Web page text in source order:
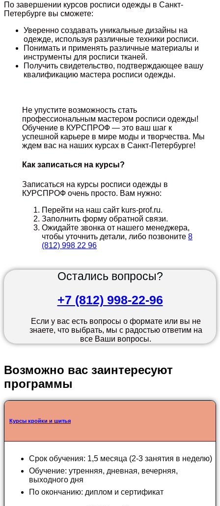
По завершении курсов росписи одежды в Санкт-
Петербурге вы сможете:
Уверенно создавать уникальные дизайны на
одежде, используя различные техники росписи.
Понимать и применять различные материалы и
инструменты для росписи тканей.
Получить свидетельство, подтверждающее вашу
квалификацию мастера росписи одежды.
Не упустите возможность стать
профессиональным мастером росписи одежды!
Обучение в КУРСПРОФ — это ваш шаг к
успешной карьере в мире моды и творчества. Мы
ждем вас на наших курсах в Санкт-Петербурге!
Как записаться на курсы?
Записаться на курсы росписи одежды в
КУРСПРОФ очень просто. Вам нужно:
Перейти на наш сайт kurs-prof.ru.
Заполнить форму обратной связи.
Ожидайте звонка от нашего менеджера,
чтобы уточнить детали, либо позвоните 8
(812) 998 22 96
Остались вопросы?
+7 (812) 998-22-96
Если у вас есть вопросы о формате или вы не
знаете, что выбрать, мы с радостью ответим на
все Ваши вопросы.
Возможно вас заинтересуют
программы
Курсы кройки и шитья
Срок обучения: 1,5 месяца (2-3 занятия в неделю)
Обучение: утренняя, дневная, вечерняя,
выходного дня
По окончанию: диплом и сертификат